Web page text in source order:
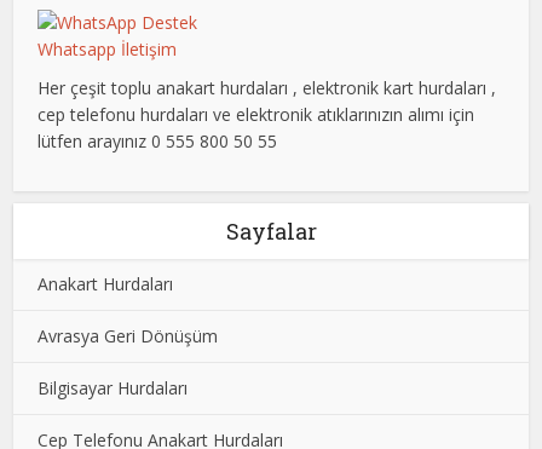
Whatsapp İletişim
Her çeşit toplu anakart hurdaları , elektronik kart hurdaları ,
cep telefonu hurdaları ve elektronik atıklarınızın alımı için
lütfen arayınız 0 555 800 50 55
Sayfalar
Anakart Hurdaları
Avrasya Geri Dönüşüm
Bilgisayar Hurdaları
Cep Telefonu Anakart Hurdaları